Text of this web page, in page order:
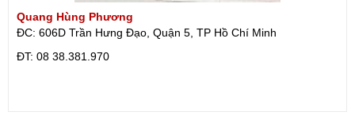
Quang Hùng Phương
ĐC: 606D Trần Hưng Đạo, Quận 5, TP Hồ Chí Minh
ÐT: 08 38.381.970